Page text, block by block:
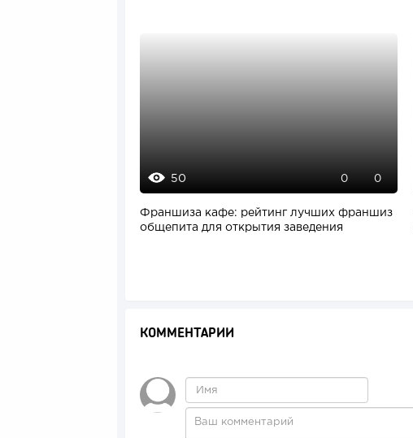
50 0 0
Франшиза кафе: рейтинг лучших франшиз
общепита для открытия заведения
КОММЕНТАРИИ